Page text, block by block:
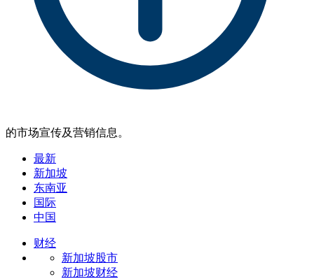
的市场宣传及营销信息。
最新
新加坡
东南亚
国际
中国
财经
新加坡股市
新加坡财经